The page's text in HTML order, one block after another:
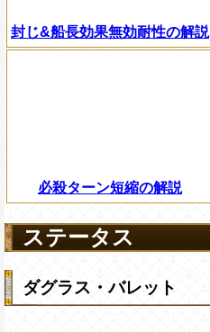
封じ&船長効果無効耐性の解説
必殺ターン短縮の解説
ステータス
ダグラス・バレット